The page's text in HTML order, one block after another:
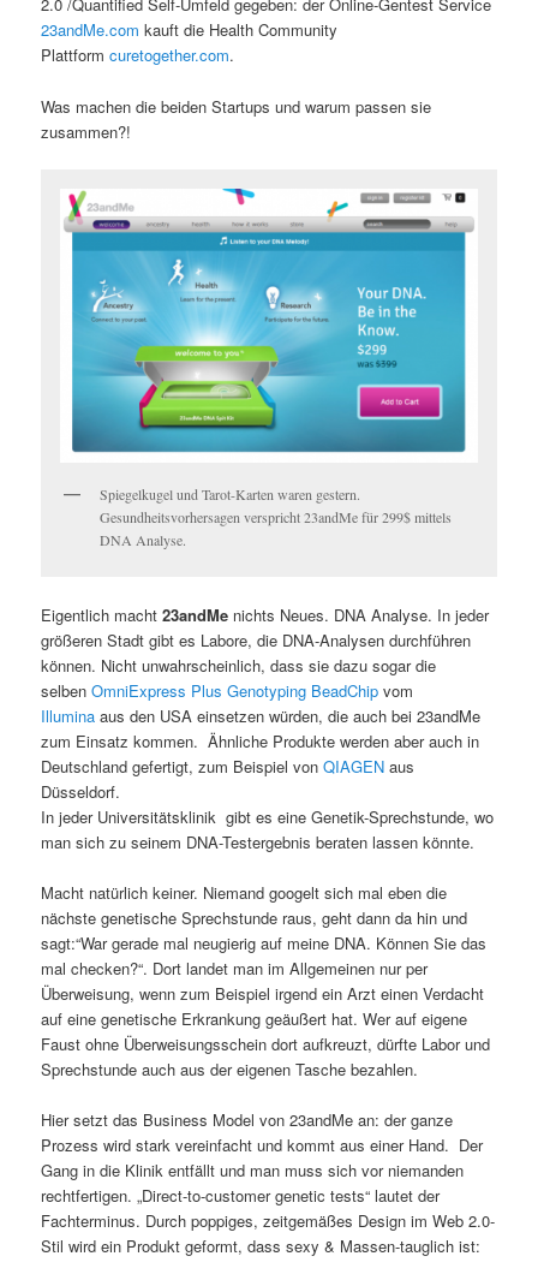
2.0 /Quantified Self-Umfeld gegeben: der Online-Gentest Service
23andMe.com kauft die Health Community
Plattformcuretogether.com.
Was machen die beiden Startups und warum passen sie
zusammen?!
Spiegelkugel und Tarot-Karten waren gestern.
Gesundheitsvorhersagen verspricht 23andMe für 299$ mittels
DNA Analyse.
Eigentlich macht23andMe nichts Neues. DNA Analyse. In jeder
größeren Stadt gibt es Labore, die DNA-Analysen durchführen
können. Nicht unwahrscheinlich, dass sie dazu sogar die
selbenOmniExpress Plus Genotyping BeadChip vom
Illumina aus den USA einsetzen würden, die auch bei 23andMe
zum Einsatz kommen. Ähnliche Produkte werden aber auch in
Deutschland gefertigt, zum Beispiel vonQIAGEN aus
Düsseldorf.
In jeder Universitätsklinik gibt es eine Genetik-Sprechstunde, wo
man sich zu seinem DNA-Testergebnis beraten lassen könnte.
Macht natürlich keiner. Niemand googelt sich mal eben die
nächste genetische Sprechstunde raus, geht dann da hin und
sagt:“War gerade mal neugierig auf meine DNA. Können Sie das
mal checken?“. Dort landet man im Allgemeinen nur per
Überweisung, wenn zum Beispiel irgend ein Arzt einen Verdacht
auf eine genetische Erkrankung geäußert hat. Wer auf eigene
Faust ohne Überweisungsschein dort aufkreuzt, dürfte Labor und
Sprechstunde auch aus der eigenen Tasche bezahlen.
Hier setzt das Business Model von 23andMe an: der ganze
Prozess wird stark vereinfacht und kommt aus einer Hand. Der
Gang in die Klinik entfällt und man muss sich vor niemanden
rechtfertigen. „Direct-to-customer genetic tests“ lautet der
Fachterminus. Durch poppiges, zeitgemäßes Design im Web 2.0-
Stil wird ein Produkt geformt, dass sexy & Massen-tauglich ist: